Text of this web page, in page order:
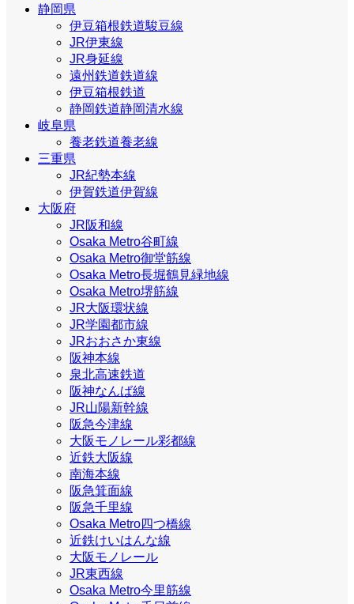
静岡県
伊豆箱根鉄道駿豆線
JR伊東線
JR身延線
遠州鉄道鉄道線
伊豆箱根鉄道
静岡鉄道静岡清水線
岐阜県
養老鉄道養老線
三重県
JR紀勢本線
伊賀鉄道伊賀線
大阪府
JR阪和線
Osaka Metro谷町線
Osaka Metro御堂筋線
Osaka Metro長堀鶴見緑地線
Osaka Metro堺筋線
JR大阪環状線
JR学園都市線
JRおおさか東線
阪神本線
泉北高速鉄道
阪神なんば線
JR山陽新幹線
阪急今津線
大阪モノレール彩都線
近鉄大阪線
南海本線
阪急箕面線
阪急千里線
Osaka Metro四つ橋線
近鉄けいはんな線
大阪モノレール
JR東西線
Osaka Metro今里筋線